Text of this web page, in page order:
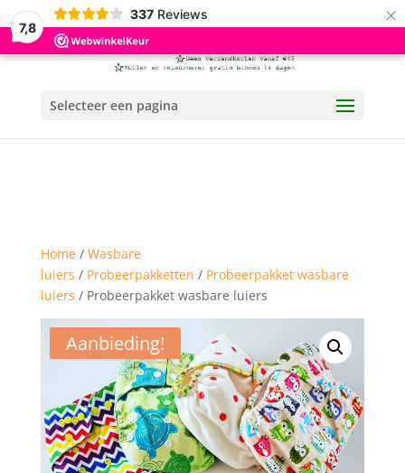
7,8
337 Reviews ×
Selecteer een pagina
Home/ Wasbare
luiers / Probeerpakketten / Probeerpakket wasbare
luiers / Probeerpakket wasbare luiers
Aanbieding!